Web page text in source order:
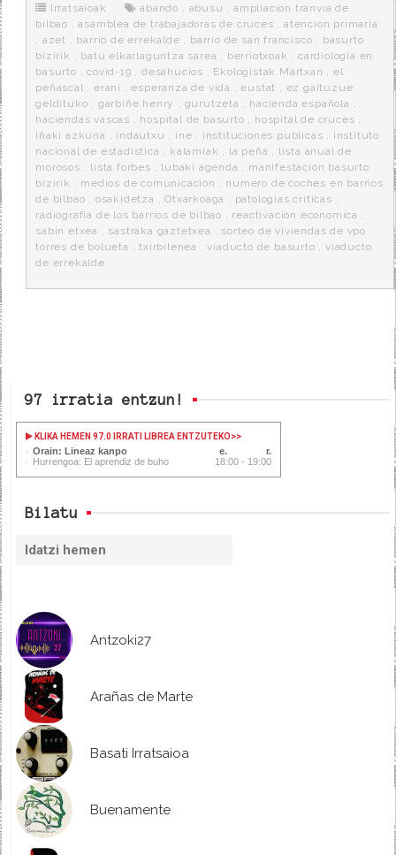
o
k
r
e
r
a
Irratsaioak abando , abusu , ampliacion tranvia de
bilbao ,asamblea de trabajadoras de cruces ,atencion primaria
, azet , barrio de errekalde , barrio de san francisco , basurto
bizirik , batu elkarlaguntza sarea , berriotxoak ,cardiologia en
basurto ,covid-19 ,desahucios , Ekologistak Martxan ,el
peñascal ,erani ,esperanza de vida ,eustat , ez gaituzue
geldituko , garbiñe henry , gurutzeta , hacienda española ,
haciendas vascas , hospital de basurto , hospital de cruces ,
iñaki azkuna , indautxu , ine , instituciones publicas , instituto
nacional de estadistica , kalamiak , la peña , lista anual de
morosos , lista forbes , lubaki agenda , manifestacion basurto
bizirik , medios de comunicación , numero de coches en barrios
de bilbao , osakidetza ,Otxarkoaga , patologias criticas ,
radiografia de los barrios de bilbao , reactivacion economica ,
sabin etxea , sastraka gaztetxea , sorteo de viviendas de vpo ,
torres de bolueta ,txirbilenea ,viaducto de basurto ,viaducto
de errekalde
97 irratia entzun!
KLIKA HEMEN 97.0 IRRATI LIBREA ENTZUTEKO>>
Orain: Lineaz kanpo
Hurrengoa: El aprendiz de buho
18:00 - 19:00
Bilatu
Antzoki27
Arañas de Marte
Basati Irratsaioa
Buenamente